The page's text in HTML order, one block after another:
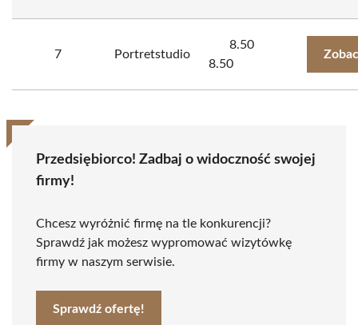
7 Portretstudio
8.50
8.50
Przedsiębiorco! Zadbaj o widoczność swojej
firmy!
Chcesz wyróżnić firmę na tle konkurencji?
Sprawdź jak możesz wypromować wizytówkę
firmy w naszym serwisie.
Sprawdź ofertę!